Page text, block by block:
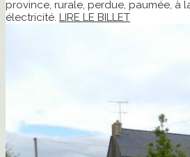
province, rurale, perdue, paumée, à
électricité. LIRE LE BILLET